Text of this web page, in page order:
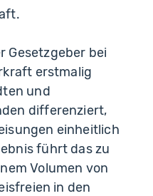
Gesetzgeber bei
erstmalig
und
differenziert,
einheitlich
führt das zu
Volumen von
in den